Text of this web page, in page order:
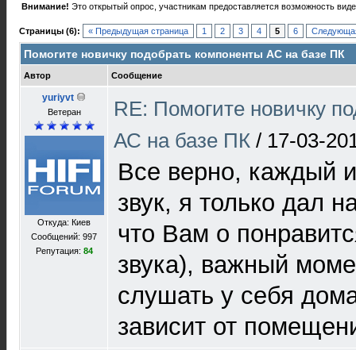
Внимание! Это открытый опрос, участникам предоставляется возможность
Страницы (6): « Предыдущая страница 1 2 3 4 5 6
Помогите новичку подобрать компоненты АС на базе ПК
Автор Сообщение
yuriyvt
Ветеран
Откуда: Киев
Сообщений: 997
Репутация: 84
RE: Помогите новичку
АС на базе ПК / 17-03-
Все верно, каждый
звук, я только дал
что Вам о
звука), важный
слушать у себя
зависит от